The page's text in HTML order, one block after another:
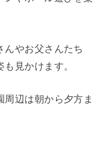
んやお父さんたち
見かけます。
辺は朝から夕方ま